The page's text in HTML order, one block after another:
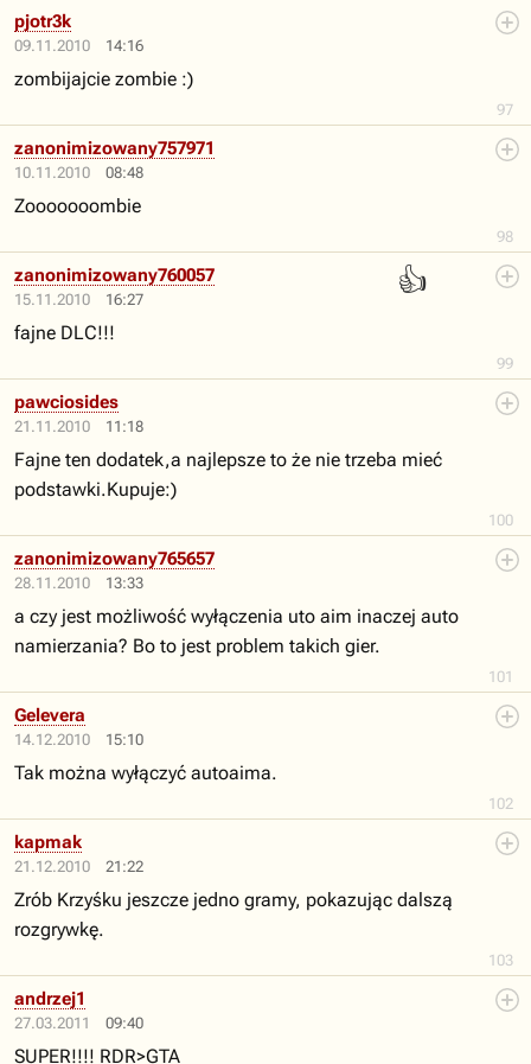
09.11.2010 14:16
97
pjotr3k
zombijajcie zombie :)
10.11.2010 08:48
98
zanonimizowany757971
Zooooooombie
15.11.2010 16:27
👍
99
zanonimizowany760057
fajne DLC!!!
21.11.2010 11:18
100
pawciosides
Fajne ten dodatek,a najlepsze to że nie trzeba mieć
podstawki.Kupuje:)
28.11.2010 13:33
101
zanonimizowany765657
a czy jest możliwość wyłączenia uto aim inaczej auto
namierzania? Bo to jest problem takich gier.
14.12.2010 15:10
102
Gelevera
Tak można wyłączyć autoaima.
21.12.2010 21:22
103
kapmak
Zrób Krzyśku jeszcze jedno gramy, pokazując dalszą
rozgrywkę.
27.03.2011 09:40
andrzej1
SUPER!!!! RDR>GTA